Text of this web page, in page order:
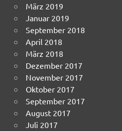
März 2019
Januar 2019
September 2018
April 2018
März 2018
Dezember 2017
November 2017
Oktober 2017
September 2017
August 2017
Juli 2017